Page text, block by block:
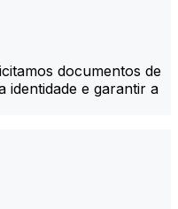
documentos de
identidade e garantir a